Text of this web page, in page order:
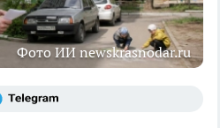
Фото ИИ newskrasnodar.ru